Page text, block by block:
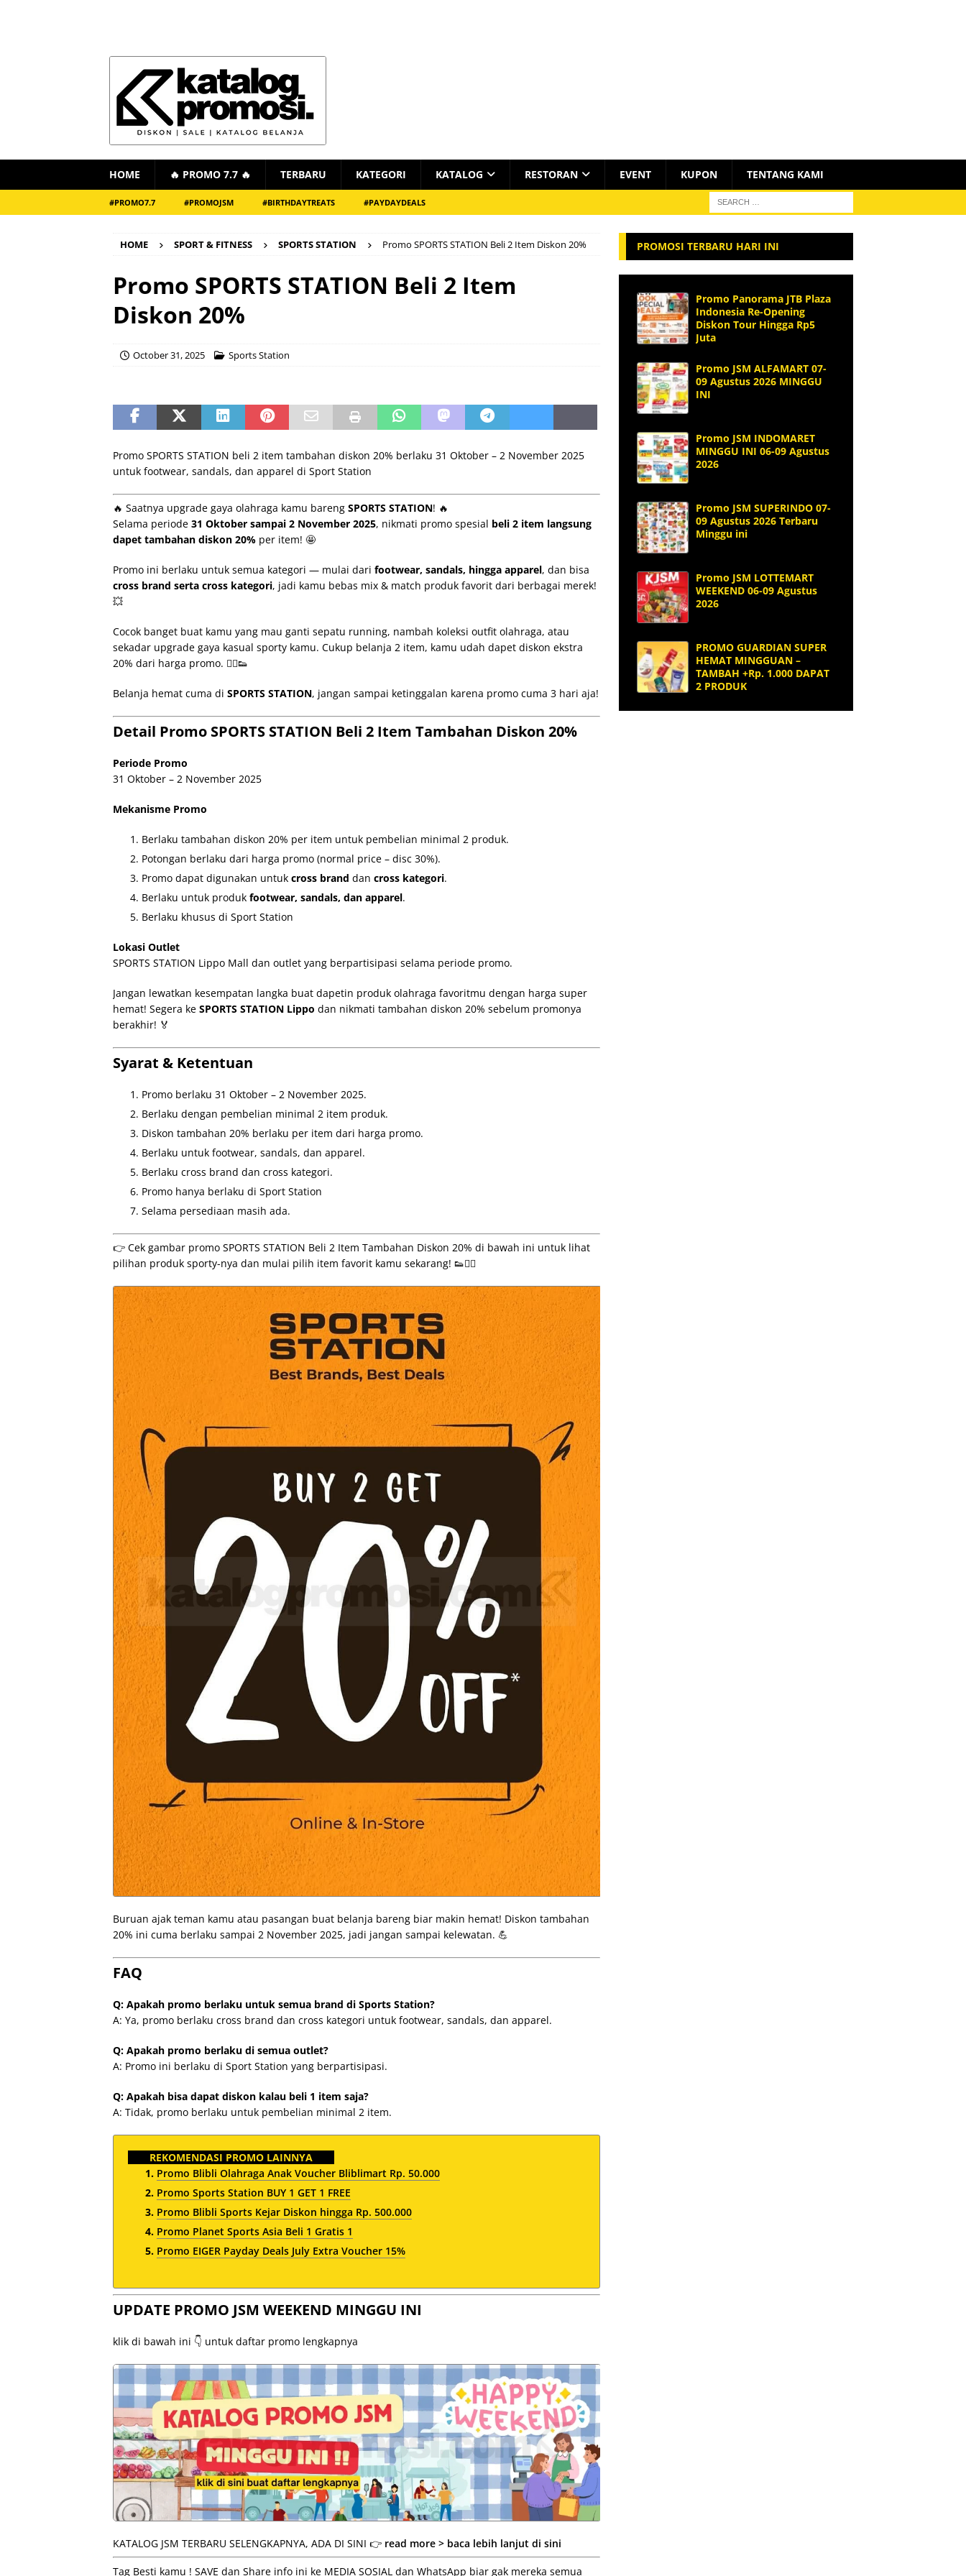
HOME 🔥 PROMO 7.7 🔥 TERBARU KATEGORI KATALOG RESTORAN EVENT KUPON TENTANG KAMI
#PROMO7.7 #PROMOJSM #BIRTHDAYTREATS #PAYDAYDEALS
HOME SPORT & FITNESS SPORTS STATION Promo SPORTS STATION Beli 2 Item Diskon 20%
Promo SPORTS STATION Beli 2 Item
Diskon 20%
October 31, 2025 Sports Station
Promo SPORTS STATION beli 2 item tambahan diskon 20% berlaku 31 Oktober – 2 November 2025
untuk footwear, sandals, dan apparel di Sport Station
🔥 Saatnya upgrade gaya olahraga kamu bareng SPORTS STATION! 🔥
Selama periode 31 Oktober sampai 2 November 2025, nikmati promo spesial beli 2 item langsung
dapet tambahan diskon 20% per item! 🤩
Promo ini berlaku untuk semua kategori — mulai dari footwear, sandals, hingga apparel, dan bisa
cross brand serta cross kategori, jadi kamu bebas mix & match produk favorit dari berbagai merek!
💥
Cocok banget buat kamu yang mau ganti sepatu running, nambah koleksi outfit olahraga, atau
sekadar upgrade gaya kasual sporty kamu. Cukup belanja 2 item, kamu udah dapet diskon ekstra
20% dari harga promo. 🏃‍♂️👟
Belanja hemat cuma di SPORTS STATION, jangan sampai ketinggalan karena promo cuma 3 hari aja!
Detail Promo SPORTS STATION Beli 2 Item Tambahan Diskon 20%
Periode Promo
31 Oktober – 2 November 2025
Mekanisme Promo
Berlaku tambahan diskon 20% per item untuk pembelian minimal 2 produk.
Potongan berlaku dari harga promo (normal price – disc 30%).
Promo dapat digunakan untuk cross brand dan cross kategori.
Berlaku untuk produk footwear, sandals, dan apparel.
Berlaku khusus di Sport Station
Lokasi Outlet
SPORTS STATION Lippo Mall dan outlet yang berpartisipasi selama periode promo.
Jangan lewatkan kesempatan langka buat dapetin produk olahraga favoritmu dengan harga super
hemat! Segera ke SPORTS STATION Lippo dan nikmati tambahan diskon 20% sebelum promonya
berakhir! 🏅
Syarat & Ketentuan
Promo berlaku 31 Oktober – 2 November 2025.
Berlaku dengan pembelian minimal 2 item produk.
Diskon tambahan 20% berlaku per item dari harga promo.
Berlaku untuk footwear, sandals, dan apparel.
Berlaku cross brand dan cross kategori.
Promo hanya berlaku di Sport Station
Selama persediaan masih ada.
👉 Cek gambar promo SPORTS STATION Beli 2 Item Tambahan Diskon 20% di bawah ini untuk lihat
pilihan produk sporty-nya dan mulai pilih item favorit kamu sekarang! 👟🏃‍♀️
Buruan ajak teman kamu atau pasangan buat belanja bareng biar makin hemat! Diskon tambahan
20% ini cuma berlaku sampai 2 November 2025, jadi jangan sampai kelewatan. 💪
FAQ
Q: Apakah promo berlaku untuk semua brand di Sports Station?
A: Ya, promo berlaku cross brand dan cross kategori untuk footwear, sandals, dan apparel.
Q: Apakah promo berlaku di semua outlet?
A: Promo ini berlaku di Sport Station yang berpartisipasi.
Q: Apakah bisa dapat diskon kalau beli 1 item saja?
A: Tidak, promo berlaku untuk pembelian minimal 2 item.
REKOMENDASI PROMO LAINNYA
Promo Blibli Olahraga Anak Voucher Bliblimart Rp. 50.000
Promo Sports Station BUY 1 GET 1 FREE
Promo Blibli Sports Kejar Diskon hingga Rp. 500.000
Promo Planet Sports Asia Beli 1 Gratis 1
Promo EIGER Payday Deals July Extra Voucher 15%
UPDATE PROMO JSM WEEKEND MINGGU INI
klik di bawah ini 👇 untuk daftar promo lengkapnya
KATALOG JSM TERBARU SELENGKAPNYA, ADA DI SINI 👉 read more > baca lebih lanjut di sini
Tag Besti kamu ! SAVE dan Share info ini ke MEDIA SOSIAL dan WhatsApp biar gak mereka semua
PROMOSI TERBARU HARI INI
Promo Panorama JTB Plaza
Indonesia Re-Opening
Diskon Tour Hingga Rp5
Juta
Promo JSM ALFAMART 07-
09 Agustus 2026 MINGGU
INI
Promo JSM INDOMARET
MINGGU INI 06-09 Agustus
2026
Promo JSM SUPERINDO 07-
09 Agustus 2026 Terbaru
Minggu ini
Promo JSM LOTTEMART
WEEKEND 06-09 Agustus
2026
PROMO GUARDIAN SUPER
HEMAT MINGGUAN –
TAMBAH +Rp. 1.000 DAPAT
2 PRODUK